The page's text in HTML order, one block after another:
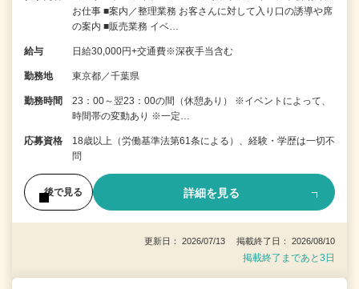
お仕事 ■案内／整理業務 お客さんに対して入り口の誘導や席
の案内 ■販売業務 イベ…
給与 日給30,000円+交通費※深夜手当含む
勤務地 東京都／千葉県
勤務時間
23：00～翌23：00の間（休憩あり） ※イベントによって、
時間帯の変動あり ※一定…
応募資格
18歳以上（労働基準法第61条による）、経験・学歴は一切不
問
後で見る 詳細を見る
更新日： 2026/07/13 掲載終了日： 2026/08/10
掲載終了まであと3日